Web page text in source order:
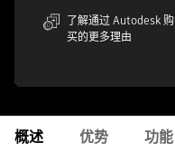
了解通过 Autodesk 购
买的更多理由
概述 优势 功能